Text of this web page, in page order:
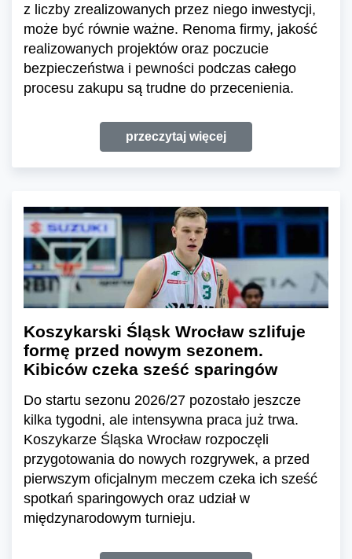
z liczby zrealizowanych przez niego inwestycji,
może być równie ważne. Renoma firmy, jakość
realizowanych projektów oraz poczucie
bezpieczeństwa i pewności podczas całego
procesu zakupu są trudne do przecenienia.
przeczytaj więcej
Koszykarski Śląsk Wrocław szlifuje
formę przed nowym sezonem.
Kibiców czeka sześć sparingów
Do startu sezonu 2026/27 pozostało jeszcze
kilka tygodni, ale intensywna praca już trwa.
Koszykarze Śląska Wrocław rozpoczęli
przygotowania do nowych rozgrywek, a przed
pierwszym oficjalnym meczem czeka ich sześć
spotkań sparingowych oraz udział w
międzynarodowym turnieju.